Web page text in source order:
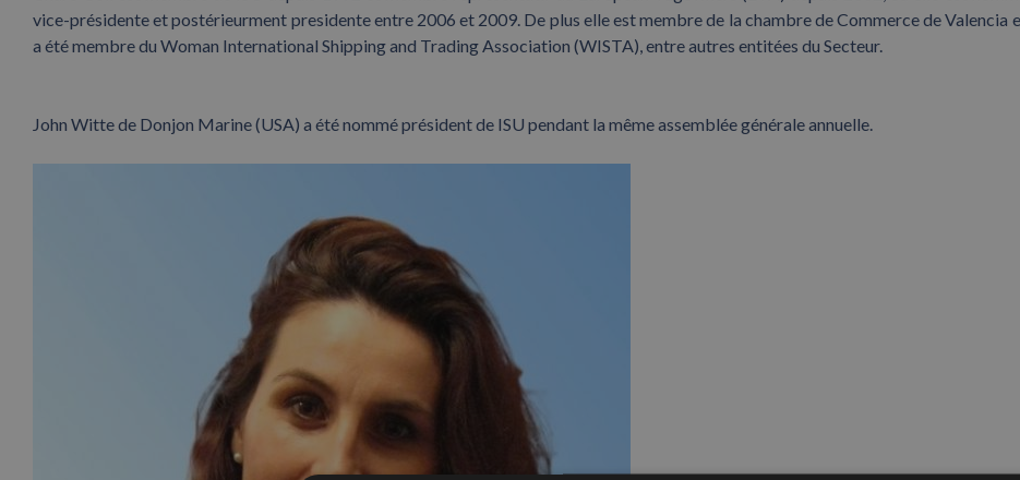
vice-présidente et postérieurment presidente entre 2006 et 2009. De plus elle est membre de la chambre de Commerce de Valencia
a été membre du Woman International Shipping and Trading Association (WISTA), entre autres entitées du Secteur.
John Witte de Donjon Marine (USA) a été nommé président de ISU pendant la même assemblée générale annuelle.